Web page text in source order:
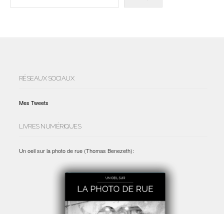
RÉSEAUX SOCIAUX
Mes Tweets
LIVRES NUMÉRIQUES
Un oeil sur la photo de rue (Thomas Benezeth):